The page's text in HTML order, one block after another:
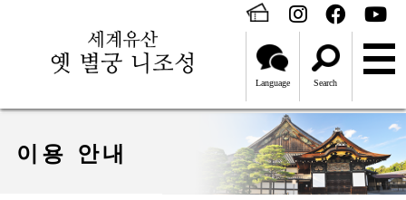
Language Search
이용 안내